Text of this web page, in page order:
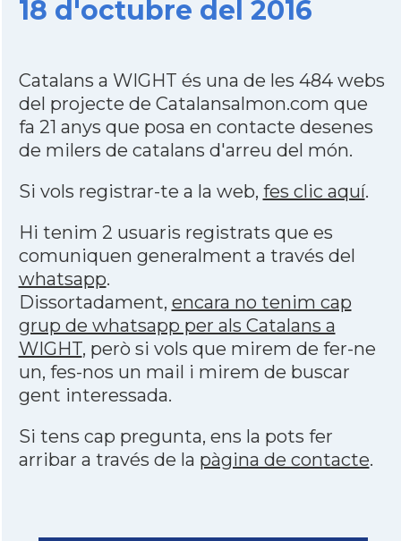
18 d'octubre del 2016
Catalans a WIGHT és una de les 484 webs
del projecte de Catalansalmon.com que
fa 21 anys que posa en contacte desenes
de milers de catalans d'arreu del món.
Si vols registrar-te a la web, fes clic aquí.
Hi tenim 2 usuaris registrats que es
comuniquen generalment a través del
whatsapp.
Dissortadament, encara no tenim cap
grup de whatsapp per als Catalans a
WIGHT, però si vols que mirem de fer-ne
un, fes-nos un mail i mirem de buscar
gent interessada.
Si tens cap pregunta, ens la pots fer
arribar a través de la pàgina de contacte.